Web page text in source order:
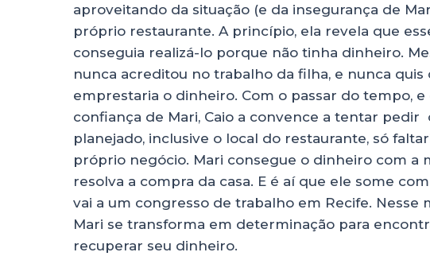
aproveitando da situação (e da insegurança de
próprio restaurante. A princípio, ela revela que
conseguia realizá-lo porque não tinha dinheiro.
nunca acreditou no trabalho da filha, e nunca quis
emprestaria o dinheiro. Com o passar do tempo,
confiança de Mari, Caio a convence a tentar pedir
planejado, inclusive o local do restaurante, só
próprio negócio. Mari consegue o dinheiro com a
resolva a compra da casa. E é aí que ele some
vai a um congresso de trabalho em Recife. Nesse
Mari se transforma em determinação para
recuperar seu dinheiro.